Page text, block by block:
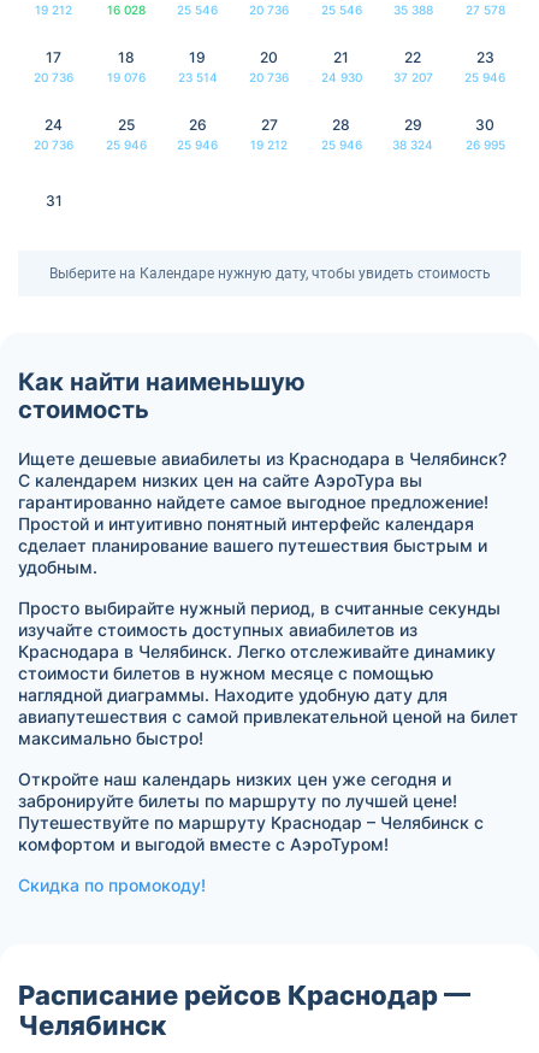
19 212 16 028 25 546 20 736 25 546 35 388 27 578
17
20 736
18
19 076
19
23 514
20
20 736
21
24 930
22
37 207
23
25 946
24
20 736
25
25 946
26
25 946
27
19 212
28
25 946
29
38 324
30
26 995
31
Выберите на Календаре нужную дату, чтобы увидеть стоимость
Как найти наименьшую
стоимость
Ищете дешевые авиабилеты из Краснодара в Челябинск?
С календарем низких цен на сайте АэроТура вы
гарантированно найдете самое выгодное предложение!
Простой и интуитивно понятный интерфейс календаря
сделает планирование вашего путешествия быстрым и
удобным.
Просто выбирайте нужный период, в считанные секунды
изучайте стоимость доступных авиабилетов из
Краснодара в Челябинск. Легко отслеживайте динамику
стоимости билетов в нужном месяце с помощью
наглядной диаграммы. Находите удобную дату для
авиапутешествия с самой привлекательной ценой на билет
максимально быстро!
Откройте наш календарь низких цен уже сегодня и
забронируйте билеты по маршруту по лучшей цене!
Путешествуйте по маршруту Краснодар – Челябинск с
комфортом и выгодой вместе с АэроТуром!
Скидка по промокоду!
Расписание рейсов Краснодар —
Челябинск